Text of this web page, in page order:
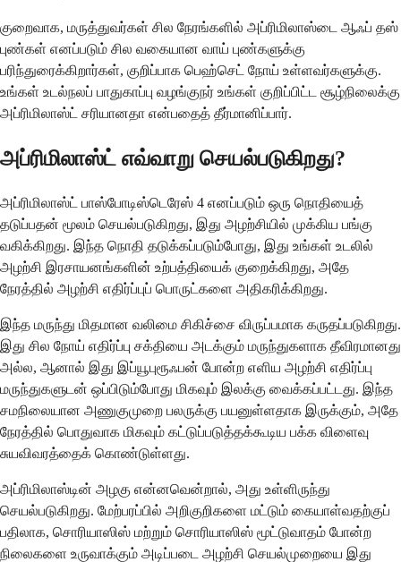
குறைவாக, மருத்துவர்கள் சில நேரங்களில் அப்ரிமிலாஸ்டை ஆஃப் தஸ்
புண்கள் எனப்படும் சில வகையான வாய் புண்களுக்கு
பரிந்துரைக்கிறார்கள், குறிப்பாக பெஹ்செட் நோய் உள்ளவர்களுக்கு.
உங்கள் உடல்நலப் பாதுகாப்பு வழங்குநர் உங்கள் குறிப்பிட்ட சூழ்நிலைக்கு
அப்ரிமிலாஸ்ட் சரியானதா என்பதைத் தீர்மானிப்பார்.
அப்ரிமிலாஸ்ட் எவ்வாறு செயல்படுகிறது?
அப்ரிமிலாஸ்ட் பாஸ்போடிஸ்டெரேஸ் 4 எனப்படும் ஒரு நொதியைத்
தடுப்பதன் மூலம் செயல்படுகிறது, இது அழற்சியில் முக்கிய பங்கு
வகிக்கிறது. இந்த நொதி தடுக்கப்படும்போது, ​​இது உங்கள் உடலில்
அழற்சி இரசாயனங்களின் உற்பத்தியைக் குறைக்கிறது, அதே
நேரத்தில் அழற்சி எதிர்ப்புப் பொருட்களை அதிகரிக்கிறது.
இந்த மருந்து மிதமான வலிமை சிகிச்சை விருப்பமாக கருதப்படுகிறது.
இது சில நோய் எதிர்ப்பு சக்தியை அடக்கும் மருந்துகளாக தீவிரமானது
அல்ல, ஆனால் இது இப்யூபுரூஃபன் போன்ற எளிய அழற்சி எதிர்ப்பு
மருந்துகளுடன் ஒப்பிடும்போது மிகவும் இலக்கு வைக்கப்பட்டது. இந்த
சமநிலையான அணுகுமுறை பலருக்கு பயனுள்ளதாக இருக்கும், அதே
நேரத்தில் பொதுவாக மிகவும் கட்டுப்படுத்தக்கூடிய பக்க விளைவு
சுயவிவரத்தைக் கொண்டுள்ளது.
அப்ரிமிலாஸ்டின் அழகு என்னவென்றால், அது உள்ளிருந்து
செயல்படுகிறது. மேற்பரப்பில் அறிகுறிகளை மட்டும் கையாள்வதற்குப்
பதிலாக, சொரியாஸிஸ் மற்றும் சொரியாஸிஸ் மூட்டுவாதம் போன்ற
நிலைகளை உருவாக்கும் அடிப்படை அழற்சி செயல்முறையை இது